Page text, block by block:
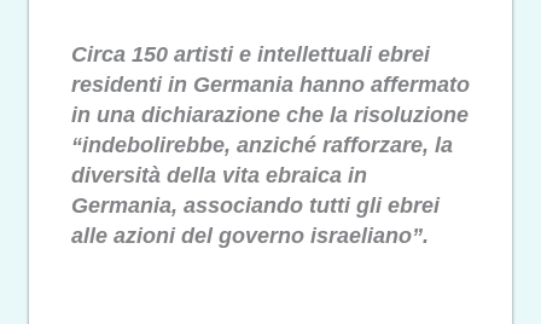
Circa 150 artisti e intellettuali ebrei
residenti in Germania hanno affermato
in una dichiarazione che la risoluzione
“indebolirebbe, anziché rafforzare, la
diversità della vita ebraica in
Germania, associando tutti gli ebrei
alle azioni del governo israeliano”.